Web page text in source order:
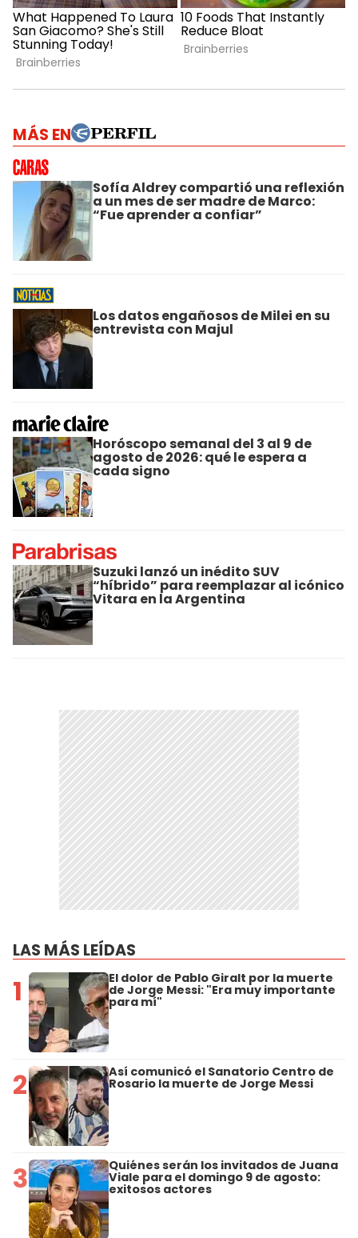
MÁS EN
Sofía Aldrey compartió una reflexión
a un mes de ser madre de Marco:
“Fue aprender a confiar”
Los datos engañosos de Milei en su
entrevista con Majul
Horóscopo semanal del 3 al 9 de
agosto de 2026: qué le espera a
cada signo
Suzuki lanzó un inédito SUV
“híbrido” para reemplazar al icónico
Vitara en la Argentina
LAS MÁS LEÍDAS
1 El dolor de Pablo Giralt por la muerte
de Jorge Messi: "Era muy importante
para mí"
2 Así comunicó el Sanatorio Centro de
Rosario la muerte de Jorge Messi
3 Quiénes serán los invitados de Juana
Viale para el domingo 9 de agosto:
exitosos actores